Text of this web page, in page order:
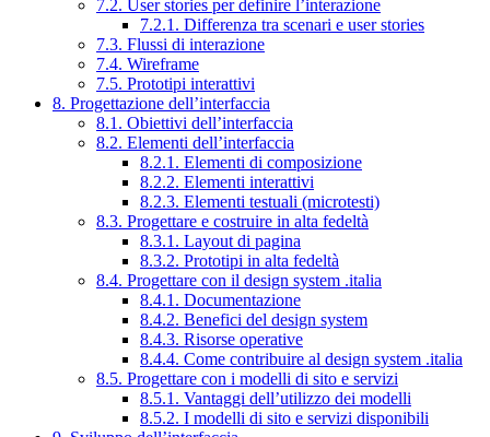
7.2. User stories per definire l’interazione
7.2.1. Differenza tra scenari e user stories
7.3. Flussi di interazione
7.4. Wireframe
7.5. Prototipi interattivi
8. Progettazione dell’interfaccia
8.1. Obiettivi dell’interfaccia
8.2. Elementi dell’interfaccia
8.2.1. Elementi di composizione
8.2.2. Elementi interattivi
8.2.3. Elementi testuali (microtesti)
8.3. Progettare e costruire in alta fedeltà
8.3.1. Layout di pagina
8.3.2. Prototipi in alta fedeltà
8.4. Progettare con il design system .italia
8.4.1. Documentazione
8.4.2. Benefici del design system
8.4.3. Risorse operative
8.4.4. Come contribuire al design system .italia
8.5. Progettare con i modelli di sito e servizi
8.5.1. Vantaggi dell’utilizzo dei modelli
8.5.2. I modelli di sito e servizi disponibili